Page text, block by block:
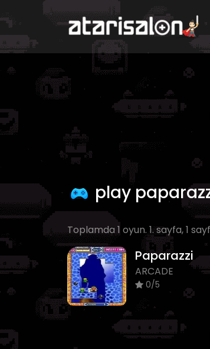
play
Toplamda 1 oyun. 1. sayfa, 1
Paparazzi
ARCADE
0/5